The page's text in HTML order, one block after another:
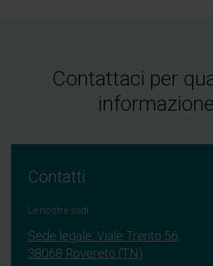
Contattaci per
informazione
Contatti
Le nostre sedi
Sede legale: Viale Trento 56,
38068 Rovereto (TN)